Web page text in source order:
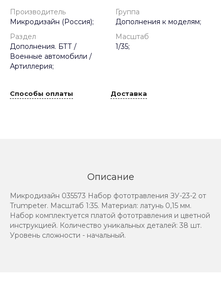
Производитель
Микродизайн (Россия);
Группа
Дополнения к моделям;
Раздел
Дополнения. БТТ /
Военные автомобили /
Артиллерия;
Масштаб
1/35;
Способы оплаты Доставка
Описание
Микродизайн 035573 Набор фототравления ЗУ-23-2 от
Trumpeter. Масштаб 1:35. Материал: латунь 0,15 мм.
Набор комплектуется платой фототравления и цветной
инструкцией. Количество уникальных деталей: 38 шт.
Уровень сложности - начальный.